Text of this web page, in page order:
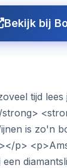
Bekijk bij
tijd
is zo'n
p>